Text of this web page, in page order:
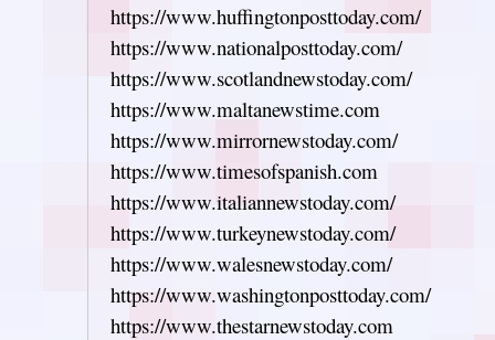
https://www.huffingtonposttoday.com/
https://www.nationalposttoday.com/
https://www.scotlandnewstoday.com/
https://www.maltanewstime.com
https://www.mirrornewstoday.com/
https://www.timesofspanish.com
https://www.italiannewstoday.com/
https://www.turkeynewstoday.com/
https://www.walesnewstoday.com/
https://www.washingtonposttoday.com/
https://www.thestarnewstoday.com